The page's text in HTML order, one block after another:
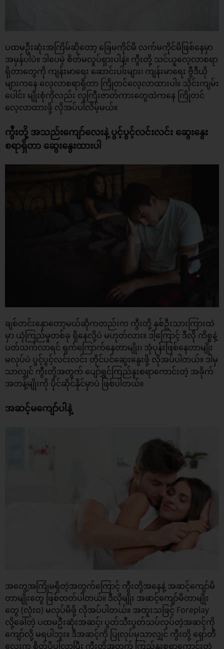
ပထမဦးဆုံးအကြိမ်ဆိုတော့ ခြေမကိုင်မိ လက်မကိုင်မိဖြစ်နေမှာ
အမှန်ပါပဲ။ ဒါပေမဲ့ စိတ်မလှုပ်ရှားပါနဲ့။ ကွီးတို့ သင်ယူလေ့လာစရာ
ရှိတာတွေကို ကျန်းမာရေး ဆောင်းပါးများ၊ ကျန်းမာရေး ဗွီဒီယို
များကနေ လေ့လာစရာရှိတာ ကြိုတင်လေ့လာထားပါ။ သိုင်းကျမ်း
ပေါင်း မျိုးစုံကိုလည်း လူကြီးဇာတ်ကားတွေထဲကနေ ကြိုတင်
လေ့လာထားဖို့ လိုအပ်ပါလိမ့်မယ်။
ကွီးတို့ အသည်းကျော်လေးနဲ့ ပွင့်ပွင့်လင်းလင်း ဆွေးနွေး
စရာရှိတာ ဆွေးနွေးထားပါ
ချစ်တင်းနှောတော့မယ်ဆိုကတည်းက ကွီးတို့ နှစ်ဦးသားကြားထဲ
မှာ ယုံကြည်မှုတစ်ခု ရှိနေလို့ပဲ မဟုတ်လား။ ဒါ့ကြောင့် ဒီလို ကိစ္စနဲ့
ပတ်သက်လာရင် ရှက်ကြောက်နေတာမျိုး၊ အုံပုန်းဖြစ်နေတာမျိုး
မလုပ်ပဲ ပွင့်ပွင့်လင်းလင်း တိုင်ပင်ဆွေးနွေးဖို့ လိုအပ်ပါတယ်။ ဒါမှ
သာလျှင် ကွီးတို့အတွက် ပျော်ရွှင်ကြည်နူးစရာကောင်းတဲ့ အခိုက်
အတန့်မျိုးကို ပိုင်ဆိုင်နိုင်မှာပဲ ဖြစ်ပါတယ်။
အဆင့်မကျော်ပါနဲ့
အတွေ့အကြုံမရှိတဲ့အတွက်ကြောင့် ကွီးတို့အနေနဲ့ အဆင့်ကျော်မိ
တာမျိုးတွေ ဖြစ်တတ်ပါတယ်။ ဒီလိုမျိုး အဆင့်ကျော်မိတာမျိုး
တွေ (လုံးဝ) မလုပ်မိဖို့ လိုအပ်ပါတယ်။ အထူးသဖြင့် Foreplay
လို့ခေါ်တဲ့ ပထမဦးဆုံးအဆင့်၊ ပွတ်သီးပွတ်သပ်လုပ်တဲ့အဆင့်ကို
ကျော်လို့ မရပါဘူး။ ဒီအဆင့်ကို ပြုလုပ်မှသာလျှင် ကွီးတို့ ရှော်တီ
လေးက စိတ်ပိုပါလာပြီး ကွီးတို့အတွက် ကြည်နူးစရာကောင်းတဲ့